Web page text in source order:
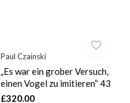
Paul Czainski
„Es war ein grober Versuch,
einen Vogel zu imitieren“ 43
£320.00